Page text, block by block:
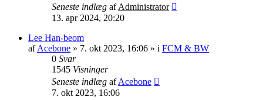
Seneste indlæg afAdministrator
13. apr 2024, 20:20
Lee Han-beom
afAcebone » 7. okt 2023, 16:06 » i FCM & BW
0 Svar
1545 Visninger
Seneste indlæg afAcebone
7. okt 2023, 16:06